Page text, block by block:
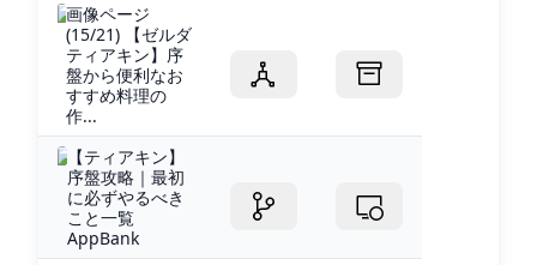
画像ページ
(15/21) 【ゼルダ
ティアキン】序
盤から便利なお
すすめ料理の
作...
【ティアキン】
序盤攻略｜最初
に必ずやるべき
こと一覧
AppBank